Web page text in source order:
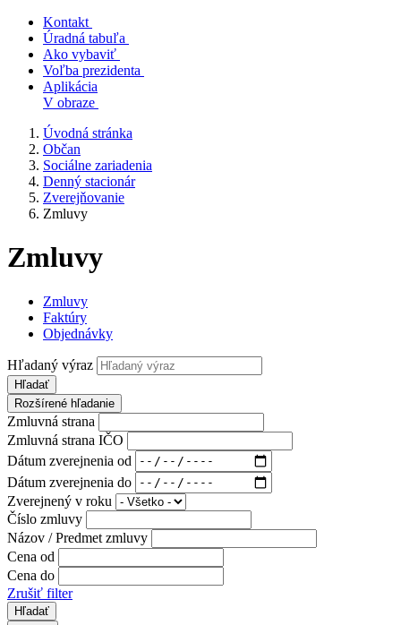
Kontakt
Úradná tabuľa
Ako vybaviť
Voľba prezidenta
Aplikácia
V obraze
Úvodná stránka
Občan
Sociálne zariadenia
Denný stacionár
Zverejňovanie
Zmluvy
Zmluvy
Zmluvy
Faktúry
Objednávky
Hľadaný výraz
Hľadať
Rozšírené hľadanie
Zmluvná strana
Zmluvná strana IČO
Dátum zverejnenia od
Dátum zverejnenia do
Zverejnený v roku
Číslo zmluvy
Názov / Predmet zmluvy
Cena od
Cena do
Zrušiť filter